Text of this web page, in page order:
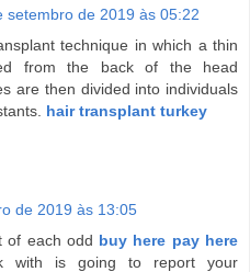
setembro de 2019 às 05:22
technique in which a thin
from the back of the head
are then divided into individuals
hair transplant turkey
de 2019 às 13:05
of each odd buy here pay here
with is going to report your